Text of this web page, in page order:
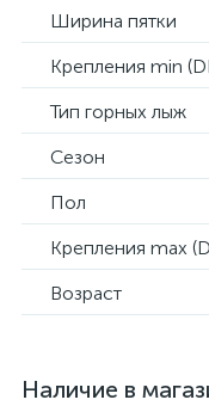
Ширина пятки
Крепления min
Тип горных лыж
Сезон
Пол
Крепления max
Возраст
Наличие в